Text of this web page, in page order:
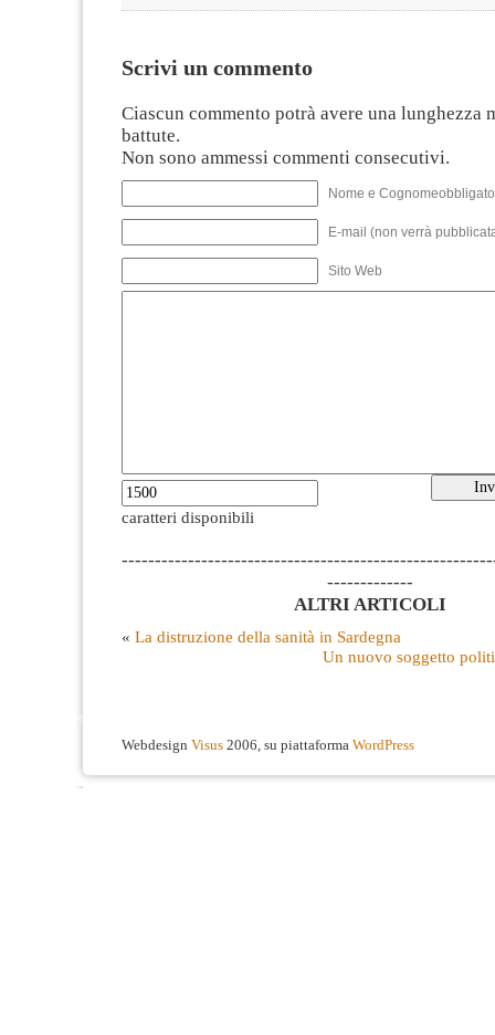
Scrivi un commento
Ciascun commento potrà avere una lunghezza
battute.
Non sono ammessi commenti consecutivi.
Nome e
E-mail (non verrà
Sito Web
caratteri disponibili
-------------
ALTRI ARTICOLI
« La distruzione della sanità in Sardegna
Un nuovo soggetto
Webdesign Visus 2006, su piattaforma WordPress